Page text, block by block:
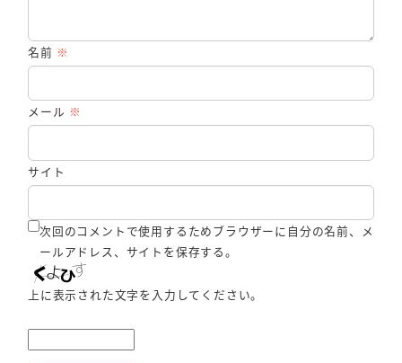
名前 ※
メール ※
サイト
次回のコメントで使用するためブラウザーに自分の名前、メ
ールアドレス、サイトを保存する。
上に表示された文字を入力してください。